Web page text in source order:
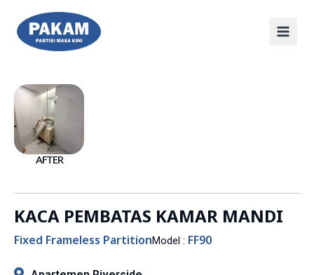
AFTER
KACA PEMBATAS KAMAR MANDI
Fixed Frameless PartitionModel : FF90